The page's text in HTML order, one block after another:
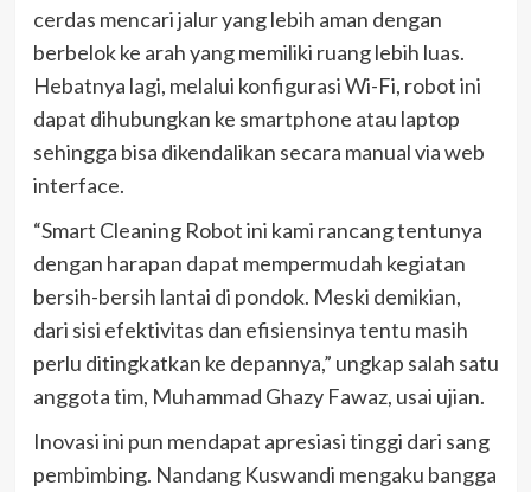
cerdas mencari jalur yang lebih aman dengan
berbelok ke arah yang memiliki ruang lebih luas.
Hebatnya lagi, melalui konfigurasi Wi-Fi, robot ini
dapat dihubungkan ke smartphone atau laptop
sehingga bisa dikendalikan secara manual via web
interface.
“Smart Cleaning Robot ini kami rancang tentunya
dengan harapan dapat mempermudah kegiatan
bersih-bersih lantai di pondok. Meski demikian,
dari sisi efektivitas dan efisiensinya tentu masih
perlu ditingkatkan ke depannya,” ungkap salah satu
anggota tim, Muhammad Ghazy Fawaz, usai ujian.
Inovasi ini pun mendapat apresiasi tinggi dari sang
pembimbing. Nandang Kuswandi mengaku bangga